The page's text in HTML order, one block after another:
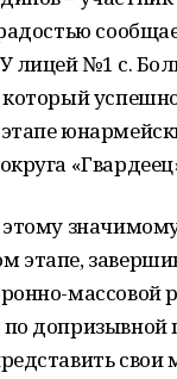
лицей №1 с.
этапе,
массовой